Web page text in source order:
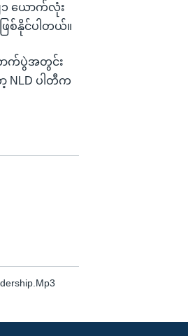
၁ ယောက်လုံး
ြစ်နိုင်ပါတယ်။
ာက်ပွဲအတွင်း
ပါတီက